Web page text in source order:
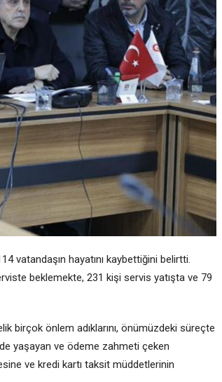
vatandaşın hayatını kaybettiğini belirtti.
beklemekte, 231 kişi servis yatışta ve 79
birçok önlem adıklarını, önümüzdeki süreçte
yaşayan ve ödeme zahmeti çeken
ve kredi kartı taksit müddetlerinin